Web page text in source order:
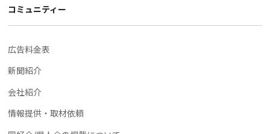
コミュニティー
広告料金表
新聞紹介
会社紹介
情報提供・取材依頼